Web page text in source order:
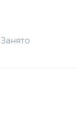
Занято